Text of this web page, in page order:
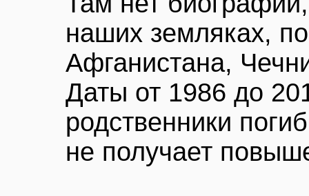
наших земляках,
Афганистана,
Даты от 1986 до
родственники
не получает